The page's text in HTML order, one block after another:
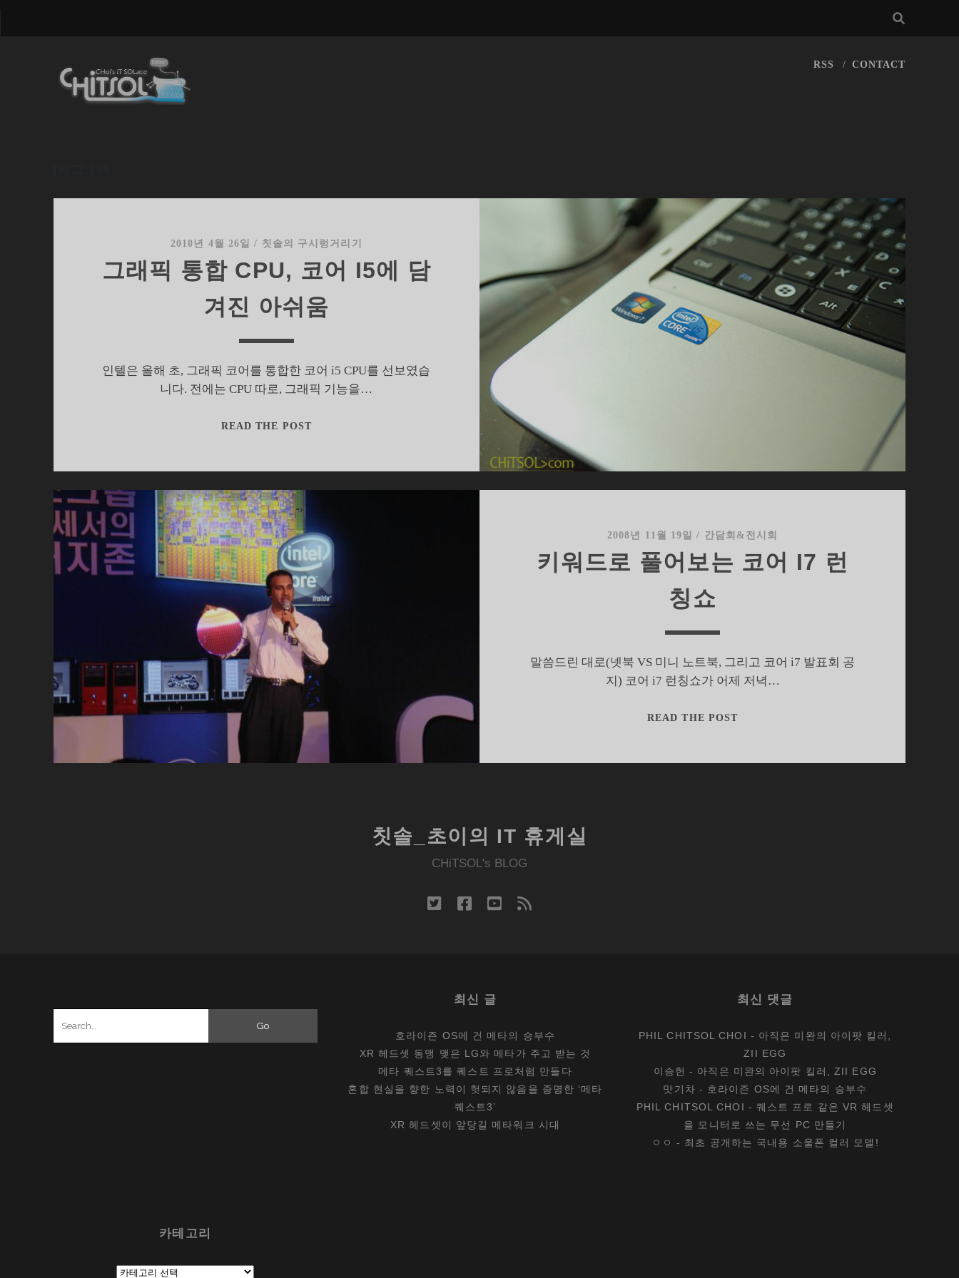
RSS CONTACT
2010년 4월 26일 / 칫솔의 구시렁거리기
그래픽 통합 CPU, 코어 I5에 담
겨진 아쉬움
인텔은 올해 초, 그래픽 코어를 통합한 코어 i5 CPU를 선보였습
니다. 전에는 CPU 따로, 그래픽 기능을…
READ THE POST
코
어
I5
에
담
겨
진
아
쉬
움
2008년 11월 19일 / 간담회&전시회
키워드로 풀어보는 코어 I7 런
칭쇼
말씀드린 대로(넷북 VS 미니 노트북, 그리고 코어 i7 발표회 공
지) 코어 i7 런칭쇼가 어제 저녁…
READ THE POST
칫솔_초이의 IT 휴게실
CHiTSOL's BLOG
twitter facebook
youtube
rss
최신 글
호라이즌 OS에 건 메타의 승부수
XR 헤드셋 동맹 맺은 LG와 메타가 주고 받는 것
메타 퀘스트3를 퀘스트 프로처럼 만들다
혼합 현실을 향한 노력이 헛되지 않음을 증명한 ‘메타
퀘스트3’
XR 헤드셋이 앞당길 메타워크 시대
최신 댓글
PHIL CHITSOL CHOI - 아직은 미완의 아이팟 킬러,
ZII EGG
이승헌 - 아직은 미완의 아이팟 킬러, ZII EGG
맛기차 - 호라이즌 OS에 건 메타의 승부수
PHIL CHITSOL CHOI - 퀘스트 프로 같은 VR 헤드셋
을 모니터로 쓰는 무선 PC 만들기
ㅇㅇ - 최초 공개하는 국내용 소울폰 컬러 모델!
카테고리